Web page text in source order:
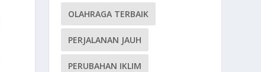
OLAHRAGA TERBAIK
PERJALANAN JAUH
PERUBAHAN IKLIM